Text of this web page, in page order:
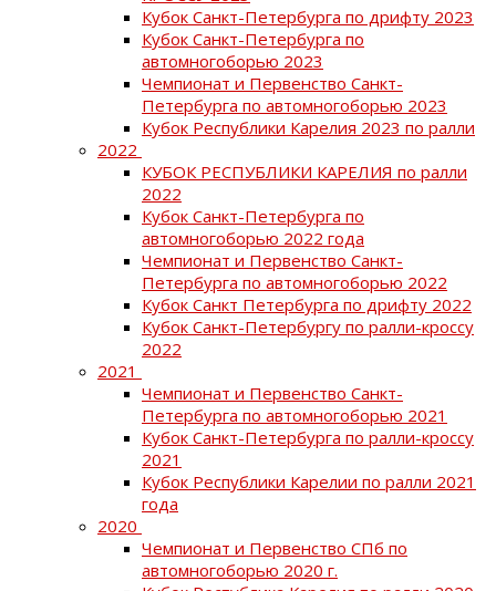
Кубок Санкт-Петербурга по дрифту 2023
Кубок Санкт-Петербурга по
автомногоборью 2023
Чемпионат и Первенство Санкт-
Петербурга по автомногоборью 2023
Кубок Республики Карелия 2023 по ралли
2022
КУБОК РЕСПУБЛИКИ КАРЕЛИЯ по ралли
2022
Кубок Санкт-Петербурга по
автомногоборью 2022 года
Чемпионат и Первенство Санкт-
Петербурга по автомногоборью 2022
Кубок Санкт Петербурга по дрифту 2022
Кубок Санкт-Петербургу по ралли-кроссу
2022
2021
Чемпионат и Первенство Санкт-
Петербурга по автомногоборью 2021
Кубок Санкт-Петербурга по ралли-кроссу
2021
Кубок Республики Карелии по ралли 2021
года
2020
Чемпионат и Первенство СПб по
автомногоборью 2020 г.